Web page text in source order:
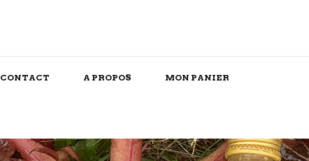
CONTACT A PROPOS MON PANIER